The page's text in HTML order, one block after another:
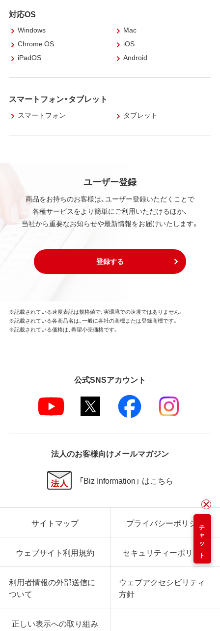
対応OS
Windows
Mac
Chrome OS
iOS
iPadOS
Android
スマートフォン・タブレット
スマートフォン タブレット
ユーザー登録
商品をお持ちのお客様は、ユーザー登録いただくことで
各種サービスをより簡単にご利用いただけるほか、
当社から重要なお知らせや最新情報をお届けいたします。
登録する
チャット
※記載されている速度表記は規格値で、実環境での速度ではありません。
※記載されている各商品名は、一般に各社の商標または登録商標です。
※記載されている価格は、希望小売価格です。
公式SNSアカウント
法人のお客様向けメールマガジン
「Biz Information」 はこちら
サイトマップ プライバシーポリシー
ウェブサイト利用規約 セキュリティーポリシー
利用者情報の外部送信に
ついて
ウェブアクセシビリティ
方針
正しい表示への取り組み